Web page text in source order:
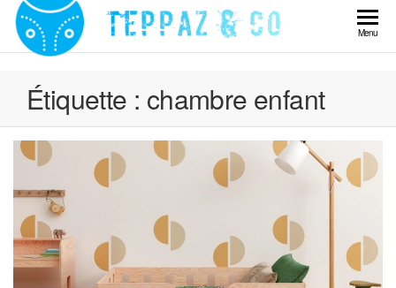
Skip
content
Teppaz
Menu
Étiquette : chambre enfant